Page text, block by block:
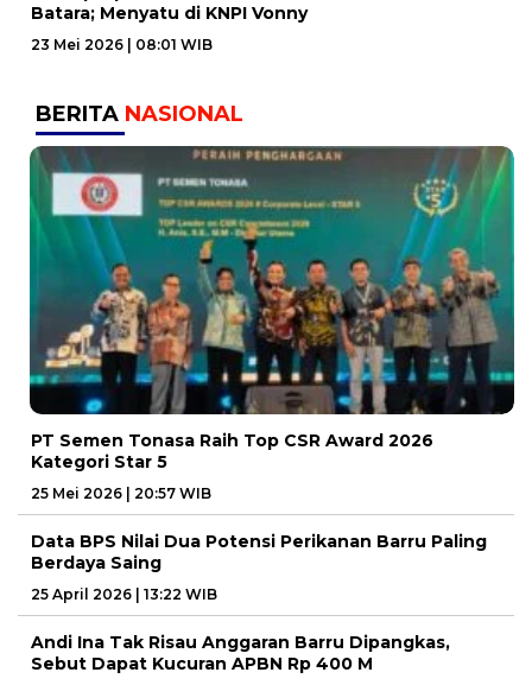
Batara; Menyatu di KNPI Vonny
23 Mei 2026 | 08:01 WIB
BERITA NASIONAL
PT Semen Tonasa Raih Top CSR Award 2026
Kategori Star 5
25 Mei 2026 | 20:57 WIB
Data BPS Nilai Dua Potensi Perikanan Barru Paling
Berdaya Saing
25 April 2026 | 13:22 WIB
Andi Ina Tak Risau Anggaran Barru Dipangkas,
Sebut Dapat Kucuran APBN Rp 400 M